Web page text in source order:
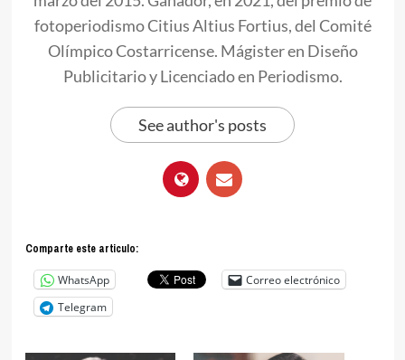
fotoperiodismo Citius Altius Fortius, del Comité
Olímpico Costarricense. Mágister en Diseño
Publicitario y Licenciado en Periodismo.
See author's posts
Comparte este articulo:
WhatsApp
Correo electrónico
Telegram